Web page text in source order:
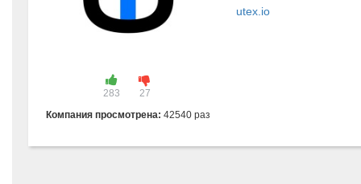
283
27
Компания просмотрена:42540 раз
utex.io